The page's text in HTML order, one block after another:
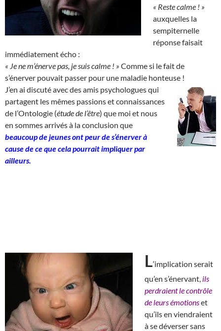
« Reste calme ! »
auxquelles la
sempiternelle
réponse faisait
immédiatement écho :
« Je ne m’énerve pas, je suis calme ! » Comme si le fait de
s’énerver pouvait passer pour une maladie honteuse !
J’en ai discuté avec des amis psychologues qui
partagent les mêmes passions et connaissances
de l’Ontologie (étude de l’être) que moi et nous
en sommes arrivés à la conclusion que
beaucoup de jeunes ont peur de s’énerver à
cause de ce que cela pourrait impliquer par
ailleurs.
L‘implication serait
qu’en s’énervant, ils
perdraient le contrôle
de leurs émotionset
qu’ils en viendraient
à se déverser sans